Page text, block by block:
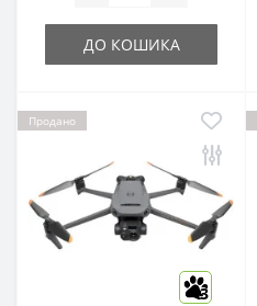
ДО КОШИКА
Продано
3